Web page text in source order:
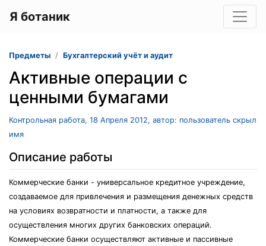
Я ботаник
Предметы Бухгалтерский учёт и аудит
Активные операции с
ценными бумагами
Контрольная работа, 18 Апреля 2012, автор: пользователь скрыл
имя
Описание работы
Коммерческие банки - универсальное кредитное учреждение,
создаваемое для привлечения и размещения денежных средств
на условиях возвратности и платности, а также для
осуществления многих других банковских операций.
Коммерческие банки осуществляют активные и пассивные